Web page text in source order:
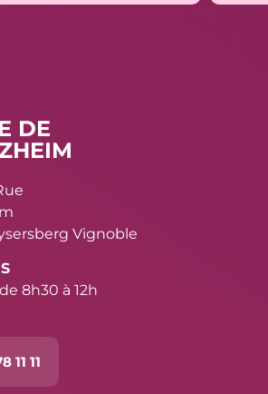
DE
Vignoble
8h30 à 12h
11 11